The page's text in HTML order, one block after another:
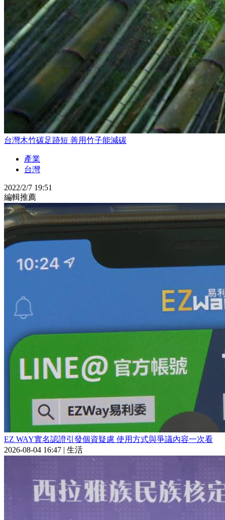
台灣木竹碳足跡短 善用竹子能減碳
產業
台灣
2022/2/7 19:51
編輯推薦
EZ WAY實名認證引發個資疑慮 使用方式與爭議內容一次看
2026-08-04 16:47 | 生活